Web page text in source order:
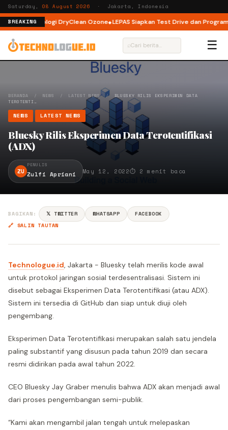
Saturday,08 August 2026 · Jakarta, Indonesia
BREAKING
Teknologi DryClean Ozone LEPAS Siapkan Test Drive dan Program
⌕ ☰
BERANDA / NEWS / LATEST NEWS/ BLUESKY RILIS EKSPERIMEN DATA
TEROTENTI…
NEWS LATEST NEWS
Bluesky Rilis Eksperimen Data Terotentifikasi
(ADX)
ZU
PENULIS
Zulfi Apriani May 12, 2022⏱ 2 menit baca
BAGIKAN: 𝕏 TWITTER WHATSAPP
FACEBOOK
🔗 SALIN TAUTAN
Technologue.id, Jakarta - Bluesky telah merilis kode awal
untuk protokol jaringan sosial terdesentralisasi. Sistem ini
disebut sebagai Eksperimen Data Terotentifikasi (atau ADX).
Sistem ini tersedia di GitHub dan siap untuk diuji oleh
pengembang.
Eksperimen Data Terotentifikasi merupakan salah satu jendela
paling substantif yang disusun pada tahun 2019 dan secara
resmi didirikan pada awal tahun 2022.
CEO Bluesky Jay Graber menulis bahwa ADX akan menjadi awal
dari proses pengembangan semi-publik.
“Kami akan mengambil jalan tengah untuk melepaskan